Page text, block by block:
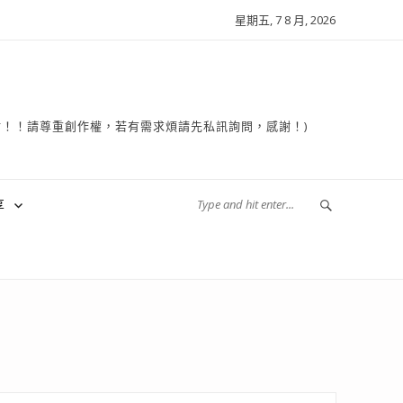
星期五, 7 8 月, 2026
請尊重創作權，若有需求煩請先私訊詢問，感謝！)